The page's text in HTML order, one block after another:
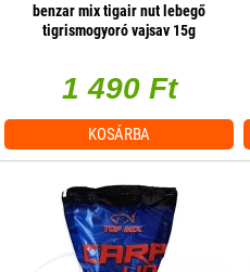
benzar mix tigair nut lebegő
tigrismogyoró vajsav 15g
1 490 Ft
KOSÁRBA